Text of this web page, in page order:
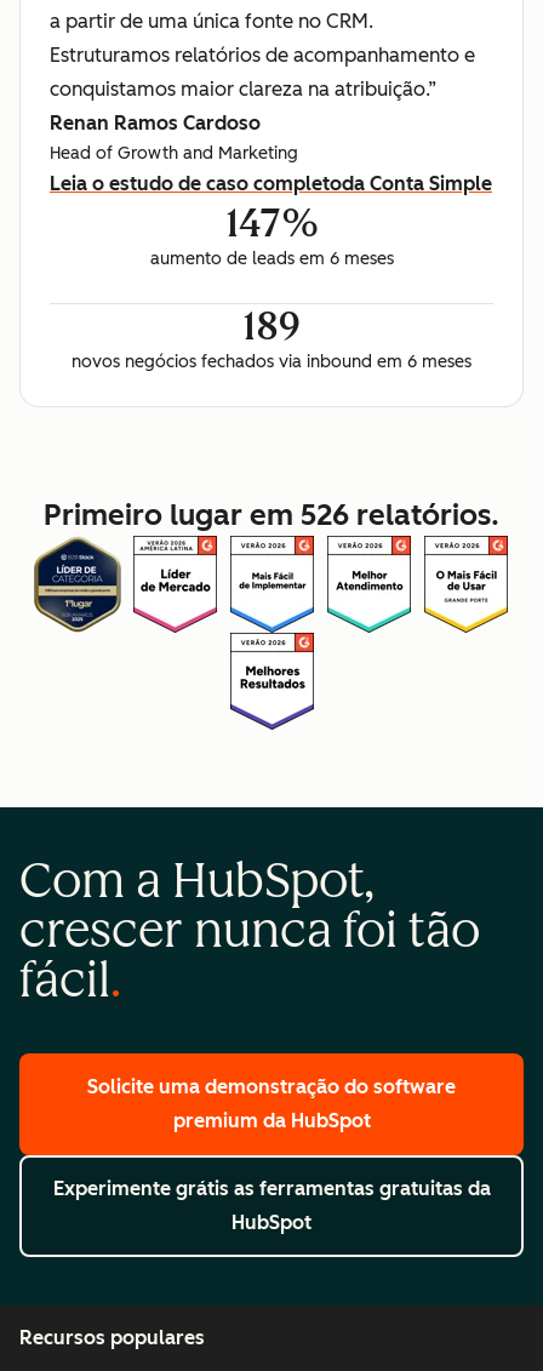
a partir de uma única fonte no CRM.
Estruturamos relatórios de acompanhamento e
conquistamos maior clareza na atribuição.”
Renan Ramos Cardoso
Head of Growth and Marketing
Leia o estudo de caso completoda Conta Simple
147%
aumento de leads em 6 meses
189
novos negócios fechados via inbound em 6 meses
Primeiro lugar em 526 relatórios.
Com a HubSpot,
crescer nunca foi tão
fácil
Solicite uma demonstração do software
premium da HubSpot
Experimente grátis as ferramentas gratuitas da
HubSpot
Recursos populares